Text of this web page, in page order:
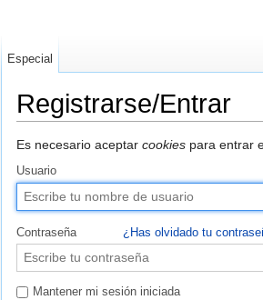
Registrarse/Entrar
Es necesario aceptar cookies para entrar
Usuario
Contraseña ¿Has olvidado tu
Mantener mi sesión iniciada
Especial